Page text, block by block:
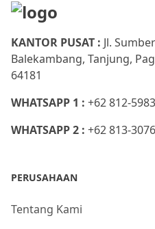
KANTOR PUSAT : Jl.
Balekambang, Tanjung,
64181
WHATSAPP 1 : +62 812-
WHATSAPP 2 : +62 813-
PERUSAHAAN
Tentang Kami